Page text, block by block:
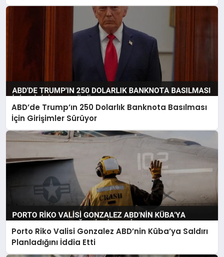
ABD’de Trump’ın 250 Dolarlık Banknota Basılması
İçin Girişimler Sürüyor
Porto Riko Valisi Gonzalez ABD’nin Küba’ya Saldırı
Planladığını İddia Etti